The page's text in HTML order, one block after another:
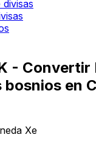
- Convertir
en
Xe